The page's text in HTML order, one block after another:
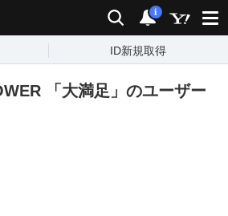
検索 通知
i
ID新規取得
「大満足」のユーザー